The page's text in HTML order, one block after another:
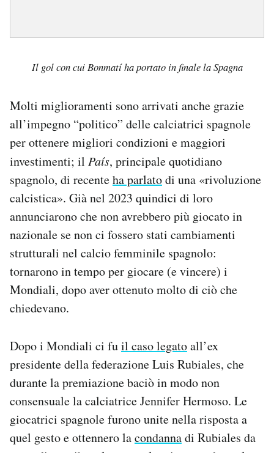
Il gol con cui Bonmatí ha portato in finale la Spagna
Molti miglioramenti sono arrivati anche grazie
all’impegno “politico” delle calciatrici spagnole
per ottenere migliori condizioni e maggiori
investimenti; il País, principale quotidiano
spagnolo, di recenteha parlatodi una «rivoluzione
calcistica». Già nel 2023 quindici di loro
annunciarono che non avrebbero più giocato in
nazionale se non ci fossero stati cambiamenti
strutturali nel calcio femminile spagnolo:
tornarono in tempo per giocare (e vincere) i
Mondiali, dopo aver ottenuto molto di ciò che
chiedevano.
Dopo i Mondiali ci fuil caso legatoall’ex
presidente della federazione Luis Rubiales, che
durante la premiazione baciò in modo non
consensuale la calciatrice Jennifer Hermoso. Le
giocatrici spagnole furono unite nella risposta a
quel gesto e ottennero lacondannadi Rubiales da